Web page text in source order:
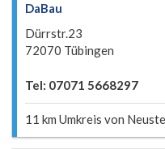
DaBau
Dürrstr.23
72070 Tübingen
Tel: 07071 5668297
11 km Umkreis von